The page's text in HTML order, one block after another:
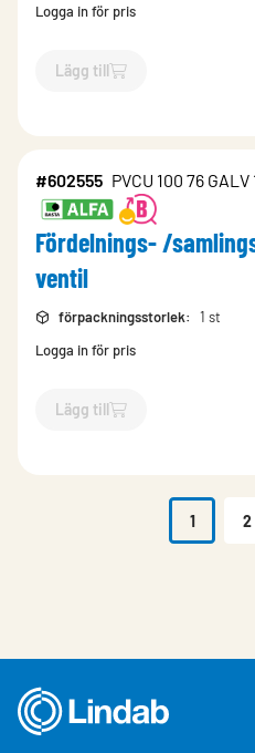
Logga in för pris
Lägg till
`$Lägg till
#602555 PVCU 100 76 GALV
Fördelnings- /
ventil
förpackningsstorlek:
1 st
Logga in för pris
Lägg till
`$Lägg till
1 2